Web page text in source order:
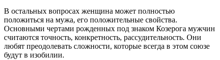
В остальных вопросах женщина может полностью
положиться на мужа, его положительные свойства.
Основными чертами рожденных под знаком Козерога мужчин
считаются точность, конкретность, рассудительность. Они
любят преодолевать сложности, которые всегда в этом союзе
будут в изобилии.